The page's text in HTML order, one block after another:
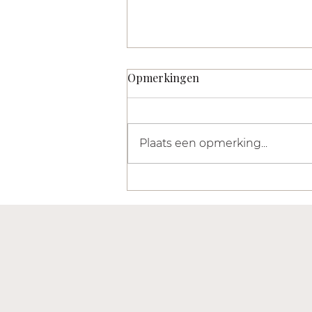
Dr. Juicy: FUPA - wat het is en
Opmerkingen
Plaats een opmerking...